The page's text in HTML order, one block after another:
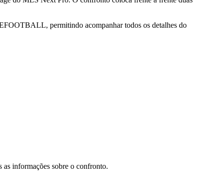
permitindo acompanhar todos os detalhes do
as informações sobre o confronto.